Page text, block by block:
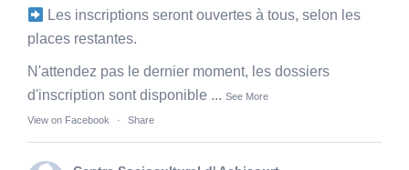
Les inscriptions seront ouvertes à tous, selon les
places restantes.
N'attendez pas le dernier moment, les dossiers
d'inscription sont disponible ... See More
View on Facebook · Share